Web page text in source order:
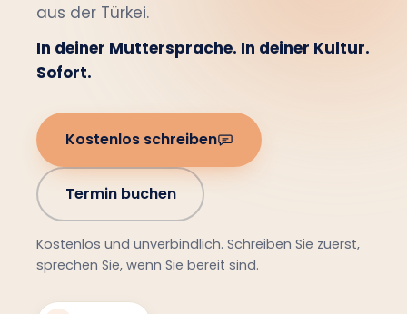
aus der Türkei.
In deiner Muttersprache. In deiner Kultur.
Sofort.
Kostenlos schreiben
Termin buchen
Kostenlos und unverbindlich. Schreiben Sie zuerst,
sprechen Sie, wenn Sie bereit sind.